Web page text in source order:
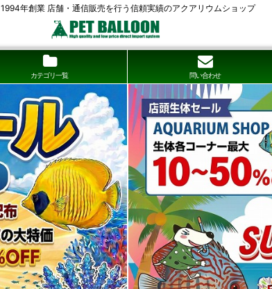
1994年創業 店舗・通信販売を行う信頼実績のアクアリウムショップ
カテゴリ一覧 問い合わせ